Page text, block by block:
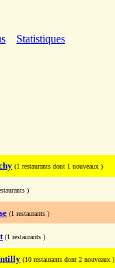
Statistiques
(1 restaurants dont 1 nouveaux )
)
(1 restaurants )
(1 restaurants )
(10 restaurants dont 2 nouveaux )